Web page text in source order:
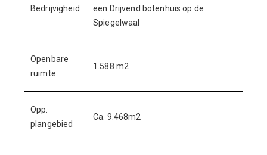
Bedrijvigheid
een Drijvend botenhuis op de
Spiegelwaal
Openbare
ruimte
1.588 m2
Opp.
plangebied
Ca. 9.468m2